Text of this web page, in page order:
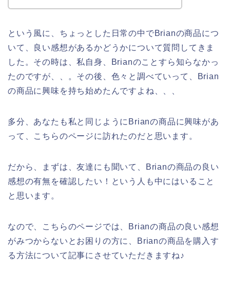
という風に、ちょっとした日常の中でBrianの商品につ
いて、良い感想があるかどうかについて質問してきま
した。その時は、私自身、Brianのことすら知らなかっ
たのですが、、。その後、色々と調べていって、Brian
の商品に興味を持ち始めたんですよね、、、
多分、あなたも私と同じようにBrianの商品に興味があ
って、こちらのページに訪れたのだと思います。
だから、まずは、友達にも聞いて、Brianの商品の良い
感想の有無を確認したい！という人も中にはいること
と思います。
なので、こちらのページでは、Brianの商品の良い感想
がみつからないとお困りの方に、Brianの商品を購入す
る方法について記事にさせていただきますね♪